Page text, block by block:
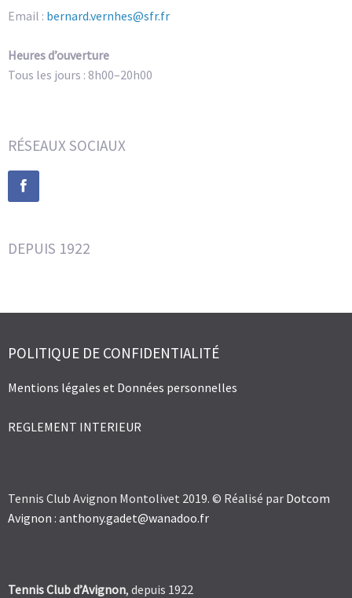
Email : bernard.vernhes@sfr.fr
Heures d’ouverture
Tous les jours : 8h00–20h00
RÉSEAUX SOCIAUX
DEPUIS 1922
POLITIQUE DE CONFIDENTIALITÉ
Mentions légales et Données personnelles
REGLEMENT INTERIEUR
Tennis Club Avignon Montolivet 2019. © Réalisé par Dotcom
Avignon : anthony.gadet@wanadoo.fr
Tennis Club d’Avignon, depuis 1922